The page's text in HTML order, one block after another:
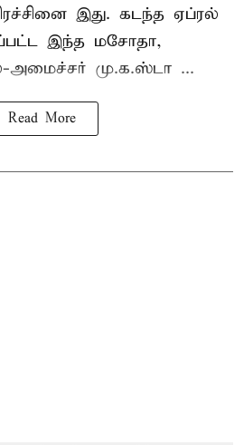
இது. கடந்த ஏப்ரல்
இந்த மசோதா,
மு.க.ஸ்டா ...
Read More